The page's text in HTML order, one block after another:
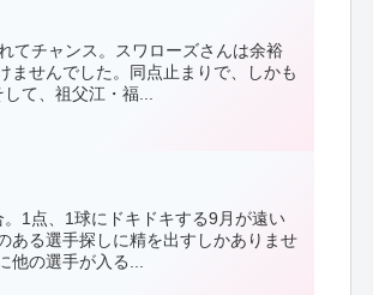
てチャンス。スワローズさんは余裕
ませんでした。同点止まりで、しかも
て、祖父江・福...
1点、1球にドキドキする9月が遠い
ある選手探しに精を出すしかありませ
他の選手が入る...